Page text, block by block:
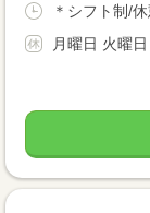
＊シフト制/
月曜日 火曜